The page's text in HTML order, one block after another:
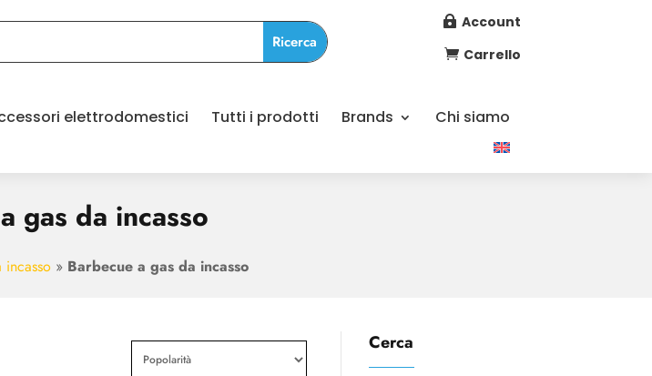
 Account
 Carrello
elettrodomestici Tutti i prodotti Brands
Chi siamo
gas da incasso
incasso » Barbecue a gas da incasso
Cerca